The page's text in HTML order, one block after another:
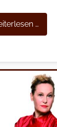
…